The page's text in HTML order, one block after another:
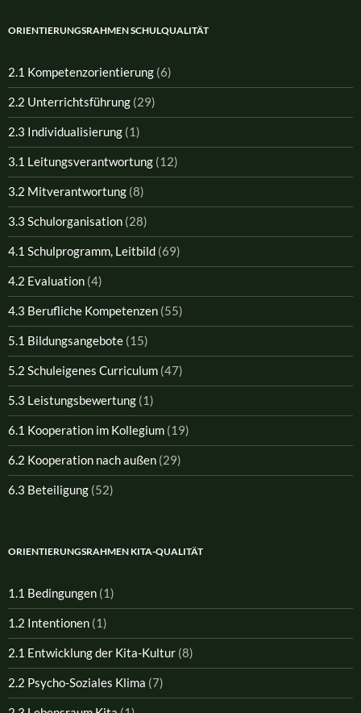
ORIENTIERUNGSRAHMEN SCHULQUALITÄT
2.1 Kompetenzorientierung (6)
2.2 Unterrichtsführung (29)
2.3 Individualisierung (1)
3.1 Leitungsverantwortung (12)
3.2 Mitverantwortung (8)
3.3 Schulorganisation (28)
4.1 Schulprogramm, Leitbild (69)
4.2 Evaluation (4)
4.3 Berufliche Kompetenzen (55)
5.1 Bildungsangebote (15)
5.2 Schuleigenes Curriculum (47)
5.3 Leistungsbewertung (1)
6.1 Kooperation im Kollegium (19)
6.2 Kooperation nach außen (29)
6.3 Beteiligung (52)
ORIENTIERUNGSRAHMEN KITA-QUALITÄT
1.1 Bedingungen (1)
1.2 Intentionen (1)
2.1 Entwicklung der Kita-Kultur (8)
2.2 Psycho-Soziales Klima (7)